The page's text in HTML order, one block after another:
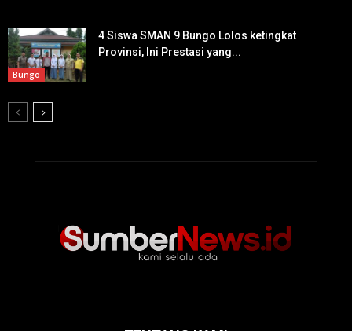
Bungo
4 Siswa SMAN 9 Bungo Lolos ketingkat
Provinsi, Ini Prestasi yang...